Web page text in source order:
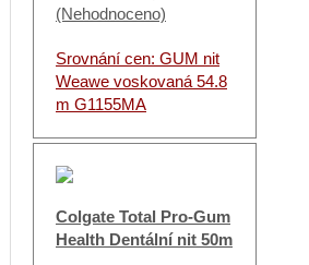
(Nehodnoceno)
Srovnání cen: GUM nit
Weawe voskovaná 54.8
m G1155MA
Colgate Total Pro-Gum
Health Dentální nit 50m